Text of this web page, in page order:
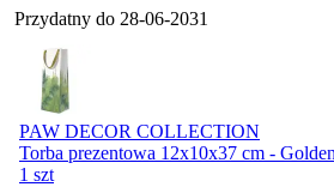
Przydatny do 28-06-2031
PAW DECOR COLLECTION
Torba prezentowa 12x10x37 cm -
1 szt